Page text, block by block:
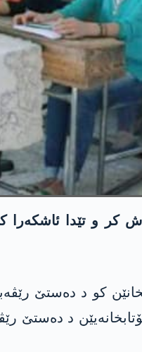
و تێدا ئاشکەرا
کو د دەستێ
د دەستێ